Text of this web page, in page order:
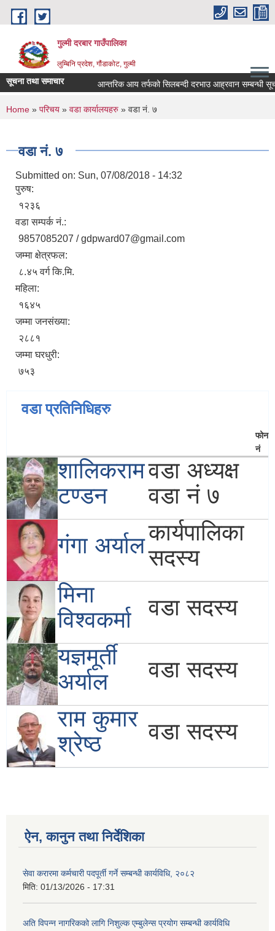
Skip to main content
गुल्मी दरबार गाउँपालिका
लुम्बिनि प्रदेश, गौंडाकोट, गुल्मी
सूचना तथा समाचार आन्तरिक आय तर्फको सिलबन्दी दरभाउ आह्रवान सम्बन्धी
You are here
Home » परिचय » वडा कार्यालयहरु » वडा नं. ७
वडा नं. ७
Submitted on: Sun, 07/08/2018 - 14:32
पुरुष:
१२३६
वडा सम्पर्क नं.:
9857085207 / gdpward07@gmail.com
जम्मा क्षेत्रफल:
८.४५ वर्ग कि.मि.
महिला:
१६४५
जम्मा जनसंख्या:
२८८१
जम्मा घरधुरी:
७५३
वडा प्रतिनिधिहरु
फोन
नं
शालिकराम
टण्डन
वडा अध्यक्ष
वडा नं ७
गंगा अर्यालकार्यपालिका
सदस्य
मिना
विश्‍वकर्मा
वडा सदस्य
यज्ञमूर्ती
अर्याल
वडा सदस्य
राम कुमार
श्रेष्‍ठ
वडा सदस्य
ऐन, कानुन तथा निर्देशिका
सेवा करारमा कर्मचारी पदपूर्ती गर्ने सम्बन्धी कार्यविधि, २०८२
मिति: 01/13/2026 - 17:31
अति विपन्न नागरिकको लागि निशुल्क एम्बुलेन्स प्रयोग सम्बन्धी कार्यविधि